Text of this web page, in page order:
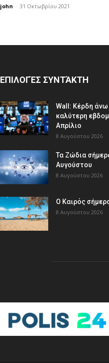
john - 31 Οκτωβρίου 2021
ΕΠΙΛΟΓΈΣ ΣΥΝΤΆΚΤΗ
Wall: Κέρδη άνω
καλύτερη
Απρίλιο
8 Αυγούστου 2026
Τα Ζώδια
Αυγούστου
8 Αυγούστου 2026
Ο Καιρός
8 Αυγούστου 2026